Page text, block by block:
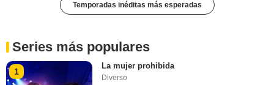
Temporadas inéditas más esperadas
Series más populares
1
La mujer prohibida
Diverso